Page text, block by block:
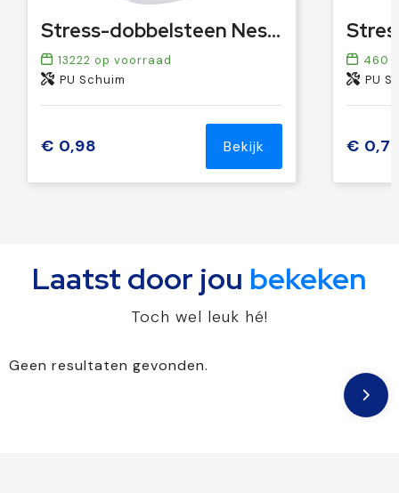
Stress-dobbelsteen Nestor | Zacht schuim
13222 op voorraad
PU Schuim
€ 0,98 Bekijk
460
PU
€
Laatst door jou bekeken
Toch wel leuk hé!
Geen resultaten gevonden.